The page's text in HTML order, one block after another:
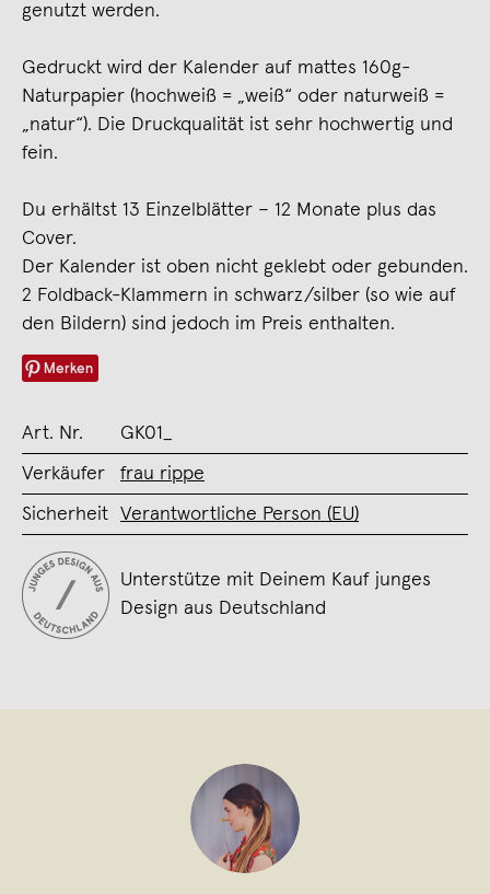
genutzt werden.
Gedruckt wird der Kalender auf mattes 160g-
Naturpapier (hochweiß = „weiß“ oder naturweiß =
„natur“). Die Druckqualität ist sehr hochwertig und
fein.
Du erhältst 13 Einzelblätter – 12 Monate plus das
Cover.
Der Kalender ist oben nicht geklebt oder gebunden.
2 Foldback-Klammern in schwarz/silber (so wie auf
den Bildern) sind jedoch im Preis enthalten.
Merken
Art. Nr. GK01_
Verkäufer frau rippe
Sicherheit Verantwortliche Person (EU)
Unterstütze mit Deinem Kauf junges
Design aus Deutschland